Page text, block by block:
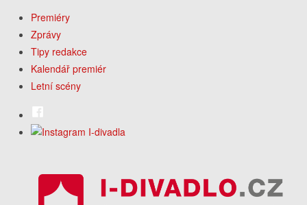
Premiéry
Zprávy
Tipy redakce
Kalendář premiér
Letní scény